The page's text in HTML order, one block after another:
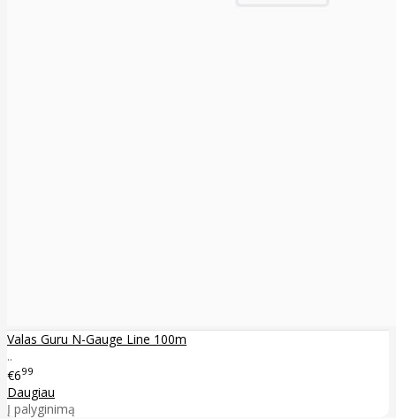
Valas Guru N-Gauge Line 100m
..
€699
Daugiau
Į palyginimą